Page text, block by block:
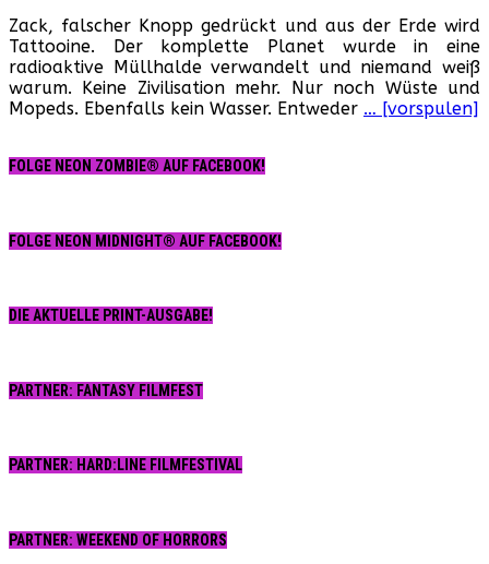
(USA,
1983)
Zack, falscher Knopp gedrückt und aus der Erde wird
Tattooine. Der komplette Planet wurde in eine
radioaktive Müllhalde verwandelt und niemand weiß
warum. Keine Zivilisation mehr. Nur noch Wüste und
Mopeds. Ebenfalls kein Wasser. Entweder … [vorspulen]
FOLGE NEON ZOMBIE® AUF FACEBOOK!
FOLGE NEON MIDNIGHT® AUF FACEBOOK!
DIE AKTUELLE PRINT-AUSGABE!
PARTNER: FANTASY FILMFEST
PARTNER: HARD:LINE FILMFESTIVAL
PARTNER: WEEKEND OF HORRORS